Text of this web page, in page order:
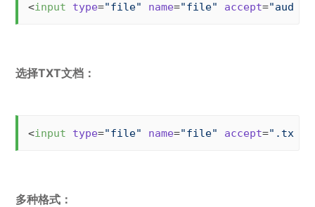
<input type="file" name="file" accept=
选择TXT文档：
<input type="file" name="file" accept=".txt"
多种格式：